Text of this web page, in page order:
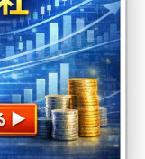
ークカード《セ